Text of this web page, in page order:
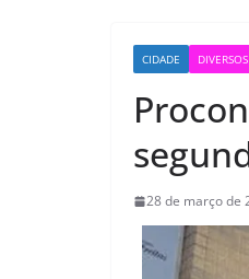
CIDADE DIVERSOS
28 de março de